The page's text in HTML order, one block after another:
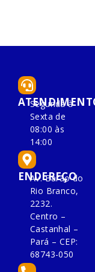
Segunda à
Sexta de
08:00 às
14:00
ENDEREÇO
Av. Barão do
Rio Branco,
2232.
Centro –
Castanhal –
Pará – CEP:
68743-050